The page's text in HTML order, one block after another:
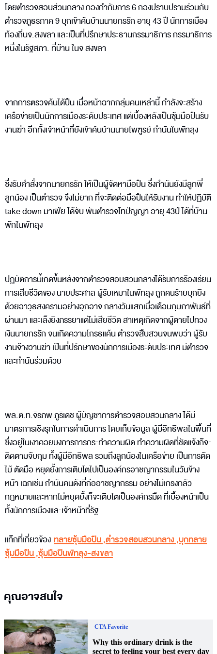
โดยตำรวจสอบส่วนกลาง กองกำกับการ 6 กองปราบปรามร่วมกับ
ตำรวจภูธรภาค 9 บุกเข้าค้นบ้านนายกรรัก อายุ 43 ปี นักการเมือง
ท้องถิ่นจ.สงขลา และเป็นที่ปรึกษาประธานกรรมาธิการ กรรมาธิการ
หนึ่งในรัฐสภา. ที่บ้าน ในจ สงขลา
จากการตรวจค้นได้ปืน เมื่อหน้าฉากกลุ่มคนเหล่านี้ กำลังจะสร้าง
เครือข่ายเป็นนักการเมืองระดับประเทศ แต่เบื้องหลังเป็นซุ้มมือปืนรับ
งานฆ่า อีกทั้งเจ้าหน้าที่ยังเข้าค้นบ้านนายไพฑูรย์ กำนันในพัทลุง
ซึ่งรับคำสั่งจากนายกรรัก ให้เป็นผู้จัดหามือปืน ซึ่งกำนันยังมีลูกพี่
ลูกน้อง เป็นตำรวจ จึงไม่ยาก ที่จะติดต่อมือปืนให้รับงาน ทำให้ปฏิบัติ
take down มาเฟีย ได้จับ พันตำรวจโทปัญญา อายุ 43ปี ได้ที่บ้าน
พักในพัทลุง
ปฏิบัติการนี้เกิดขึ้นหลังจากตำรวจสอบสวนกลางได้รับการร้องเรียน
การเสียชีวิตของ นายประศาล ผู้รับเหมาในพัทลุง ถูกคนร้ายบุกยิง
ด้วยอาวุธสงครามอย่างอุกอาจ กลางวันแสกเมื่อเดือนกุมภาพันธ์ที่
ผ่านมา และเล็งยิงภรรยาแต่ไม่เสียชีวิต สาเหตุเกิดจากผู้ตายไปทวง
เงินนายกรรัก จนเกิดความโกรธแค้น ตำรวจสืบสวนจนพบว่า ผู้รับ
งานจ้างวานฆ่า เป็นที่ปรึกษาของนักการเมืองระดับประเทศ มีตำรวจ
และกำนันร่วมด้วย
พล.ต.ท.จิรภพ ภูริเดช ผู้บัญชาการตำรวจสอบสวนกลาง ได้มี
มาตรการเชิงรุกในการดำเนินการ โดยเก็บข้อมูล ผู้มีอิทธิพลในพื้นที่
ซึ่งอยู่ในเงาคอยบงการการกระทำความผิด ทำความผิดที่ชัดแจ้งก็จะ
ติดตามจับกุม ทั้งผู้มีอิทธิพล รวมถึงลูกน้องในเครือข่าย เป็นการตัด
ไม้ ตัดมือ หยุดยั้งการเติบโตไปเป็นองค์กรอาชญากรรมในวันข้าง
หน้า เฉกเช่น กำนันคนดังที่ก่ออาชญากรรม อย่างไม่เกรงกลัว
กฎหมายและหากไม่หยุดยั้งก็จะเติบโตเป็นองค์กรมืด ที่เบื้องหน้าเป็น
ทั้งนักการเมืองและเจ้าหน้าที่รัฐ
แท็กที่เกี่ยวข้อง ทลายซุ้มมือปืน,ตำรวจสอบสวนกลาง ,บุกทลาย
ซุ้มมือปืน,ซุ้มมือปืนพัทลุง-สงขลา
คุณอาจสนใจ